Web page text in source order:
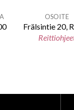
OSOITE
Frälsintie 20,